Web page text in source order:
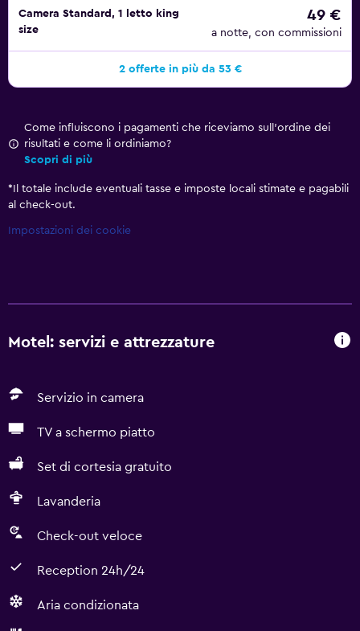
Camera Standard, 1 letto king
size
49 €
a notte, con commissioni
2 offerte in più da 53 €
Come influiscono i pagamenti che riceviamo sull'ordine dei
risultati e come li ordiniamo?
Scopri di più
* Il totale include eventuali tasse e imposte locali stimate e pagabili
al check-out.
Impostazioni dei cookie
Motel: servizi e attrezzature
Servizio in camera
TV a schermo piatto
Set di cortesia gratuito
Lavanderia
Check-out veloce
Reception 24h/24
Aria condizionata